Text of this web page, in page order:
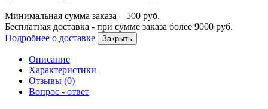
Минимальная сумма заказа – 500 руб.
Бесплатная доставка - при сумме заказа более 9000 руб.
Подробнее о доставке
Закрыть
Описание
Характеристики
Отзывы (0)
Вопрос - ответ